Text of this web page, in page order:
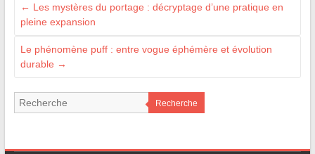
← Les mystères du portage : décryptage d’une pratique en
pleine expansion
Le phénomène puff : entre vogue éphémère et évolution
durable →
Recherche